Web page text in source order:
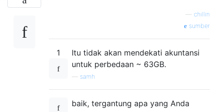
chillin
sumber
1
Itu tidak akan mendekati akuntansi
untuk perbedaan ~ 63GB.
samh
baik, tergantung apa yang Anda